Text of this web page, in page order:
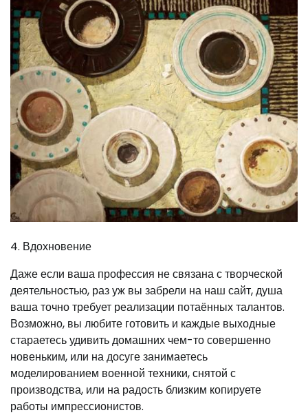
4. Вдохновение
Даже если ваша профессия не связана с творческой
деятельностью, раз уж вы забрели на наш сайт, душа
ваша точно требует реализации потаённых талантов.
Возможно, вы любите готовить и каждые выходные
стараетесь удивить домашних чем-то совершенно
новеньким, или на досуге занимаетесь
моделированием военной техники, снятой с
производства, или на радость близким копируете
работы импрессионистов.